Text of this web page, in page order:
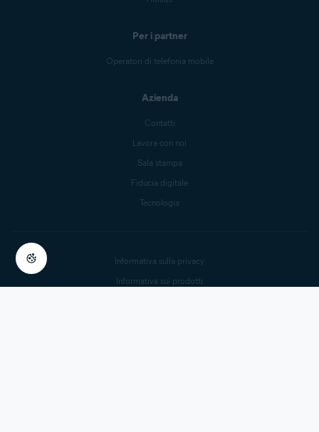
Per i partner
Operatori di telefonia mobile
Azienda
Contatti
Lavora con noi
Sala stampa
Fiducia digitale
Tecnologia
Informativa sulla privacy
Informativa sui prodotti